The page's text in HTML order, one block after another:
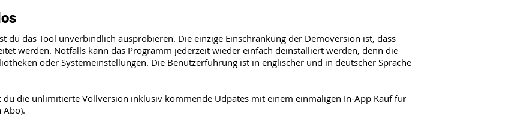
du das Tool unverbindlich ausprobieren. Die einzige Einschränkung der Demoversion ist, dass
werden. Notfalls kann das Programm jederzeit wieder einfach deinstalliert werden, denn die
oder Systemeinstellungen. Die Benutzerführung ist in englischer und in deutscher Sprache
die unlimitierte Vollversion inklusiv kommende Udpates mit einem einmaligen In-App Kauf für
Abo).